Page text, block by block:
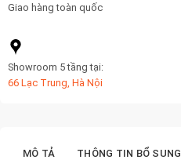
Giao hàng toàn quốc
Showroom 5 tầng tại:
66 Lạc Trung, Hà Nội
MÔ TẢ THÔNG TIN BỔ SUNG